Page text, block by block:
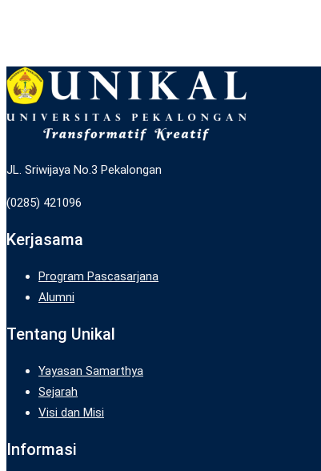
JL. Sriwijaya No.3 Pekalongan
(0285) 421096
Kerjasama
Program Pascasarjana
Alumni
Tentang Unikal
Yayasan Samarthya
Sejarah
Visi dan Misi
Informasi